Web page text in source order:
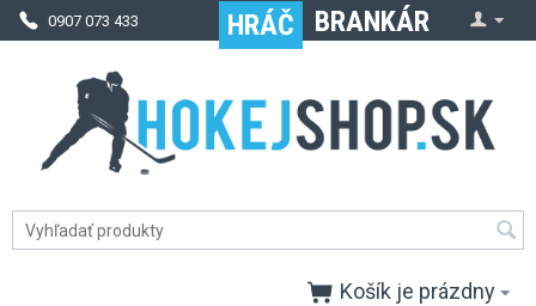
0907 073 433
08:00-16:00 hod
RSS
HRÁČ BRANKÁR
Košík je prázdny